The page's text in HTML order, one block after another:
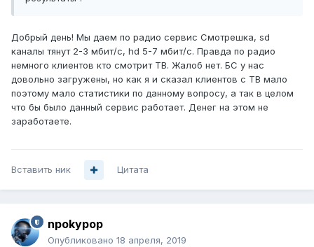
Добрый день! Мы даем по радио сервис Смотрешка, sd
каналы тянут 2-3 мбит/с, hd 5-7 мбит/с. Правда по радио
немного клиентов кто смотрит ТВ. Жалоб нет. БС у нас
довольно загружены, но как я и сказал клиентов с ТВ мало
поэтому мало статистики по данному вопросу, а так в целом
что бы было данный сервис работает. Денег на этом не
заработаете.
Вставить ник Цитата
npokypop
Опубликовано 18 апреля, 2019